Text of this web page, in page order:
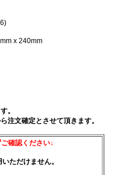
x 240mm
。
注文確定とさせて頂きます。
確認ください↓
ただけません。